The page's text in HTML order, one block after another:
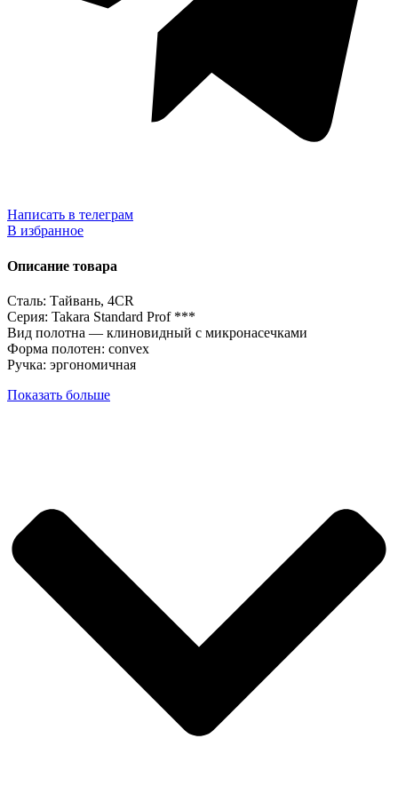
Написать в телеграм
В избранное
Описание товара
Сталь: Тайвань, 4CR
Серия: Takara Standard Prof ***
Вид полотна — клиновидный с микронасечками
Форма полотен: convex
Ручка: эргономичная
Показать больше